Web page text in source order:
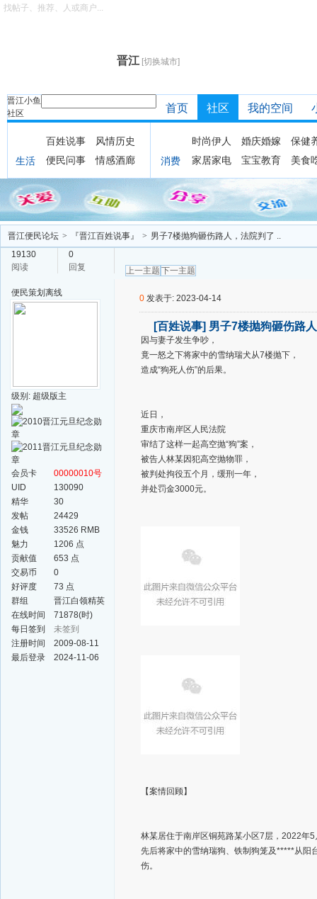
晋江 [切换城市]
晋江小鱼
社区
找帖子、推荐、人或商户...
首页 社区 我的空间
生活
百姓说事
风情历史
便民问事
情感酒廊 消费
时尚伊人 婚庆婚嫁
保健
家居家电
宝宝教育 美食
晋江便民论坛 > 『晋江百姓说事』 > 男子7楼抛狗砸伤路人，法院判了 ..
19130
阅读
0
回复
上一主题 下一主题
便民策划 离线
级别: 超级版主
会员卡
00000010号
UID
130090
精华
30
发帖
24429
金钱
33526 RMB
魅力
1206 点
贡献值
653 点
交易币
0
好评度
73 点
群组
晋江白领精英
群
在线时间
71878(时)
每日签到
未签到
注册时间
2009-08-11
最后登录
2024-11-06
0 发表于: 2023-04-14
[百姓说事] 男子7楼抛狗砸伤路
因与妻子发生争吵，
竟一怒之下将家中的雪纳瑞犬从7楼抛下，
造成“狗死人伤”的后果。
近日，
重庆市南岸区人民法院
审结了这样一起高空抛“狗”案，
被告人林某因犯高空抛物罪，
被判处拘役五个月，缓刑一年，
并处罚金3000元。
【案情回顾】
林某居住于南岸区铜苑路某小区7层，2022年
先后将家中的雪纳瑞狗、铁制狗笼及*****从阳
伤。